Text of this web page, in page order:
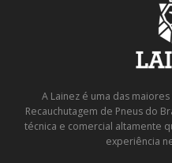
A Lainez é uma das
Recauchutagem de Pneus do
técnica e comercial altamente
experiência